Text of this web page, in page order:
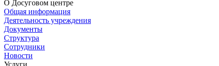
О Досуговом центре
Общая информация
Деятельность учреждения
Документы
Структура
Сотрудники
Новости